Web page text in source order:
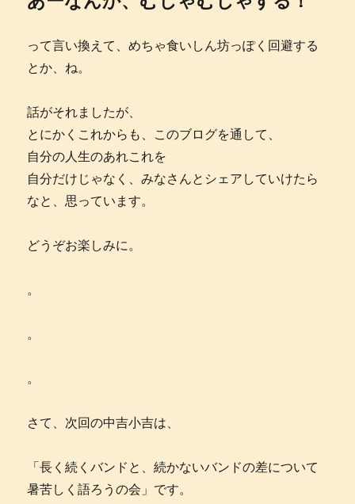
って言い換えて、めちゃ食いしん坊っぽく回避する
とか、ね。
話がそれましたが、
とにかくこれからも、このブログを通して、
自分の人生のあれこれを
自分だけじゃなく、みなさんとシェアしていけたら
なと、思っています。
どうぞお楽しみに。
。
。
。
さて、次回の中吉小吉は、
「長く続くバンドと、続かないバンドの差について
暑苦しく語ろうの会」です。